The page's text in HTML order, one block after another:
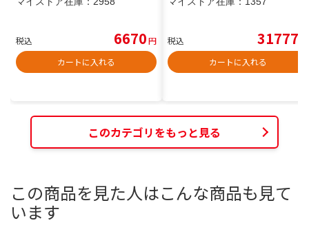
税込 6670円
カートに入れる
税込 31777
カートに入れる
このカテゴリをもっと見る
この商品を見た人はこんな商品も見て
います